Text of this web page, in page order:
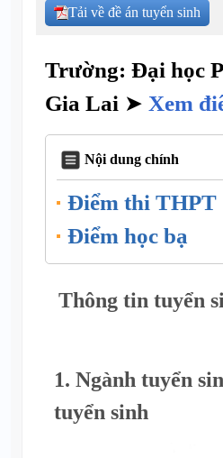
Tải về đề án tuyển sinh
Trường: Đại học
Gia Lai ➤ Xem
Nội dung chính
Điểm thi THPT
Điểm học bạ
Thông tin tuyển
1. Ngành tuyển
tuyển sinh